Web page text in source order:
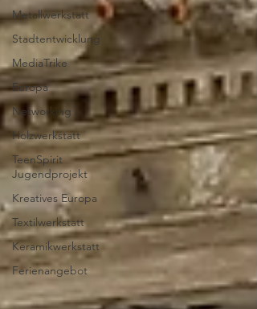
Metallwerkstatt
Stadtentwicklung
MediaTrike
Europa
Networking
Holzwerkstatt
TeenSpirit
Jugendprojekt
Kreatives Europa
Textilwerkstatt
Keramikwerkstatt
Ferienangebot